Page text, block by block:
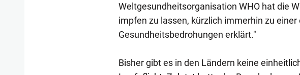
Weltgesundheitsorganisation WHO hat die
impfen zu lassen, kürzlich immerhin zu einer
Gesundheitsbedrohungen erklärt."
Bisher gibt es in den Ländern keine